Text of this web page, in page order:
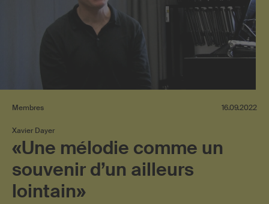
Membres 16.09.2022
Xavier Dayer
«Une mélodie comme un
souvenir d’un ailleurs
lointain»